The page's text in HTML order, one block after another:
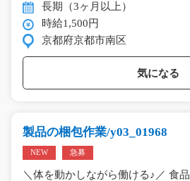
長期（3ヶ月以上）
時給1,500円
京都府京都市南区
気になる
製品の梱包作業/y03_01968
NEW 急募
＼体を動かしながら働ける♪／ 食